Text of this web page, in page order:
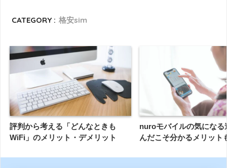
CATEGORY : 格安sim
評判から考える「どんなときも
WiFi」のメリット・デメリット
nuroモバイルの気になる
んだこそ分かるメリット